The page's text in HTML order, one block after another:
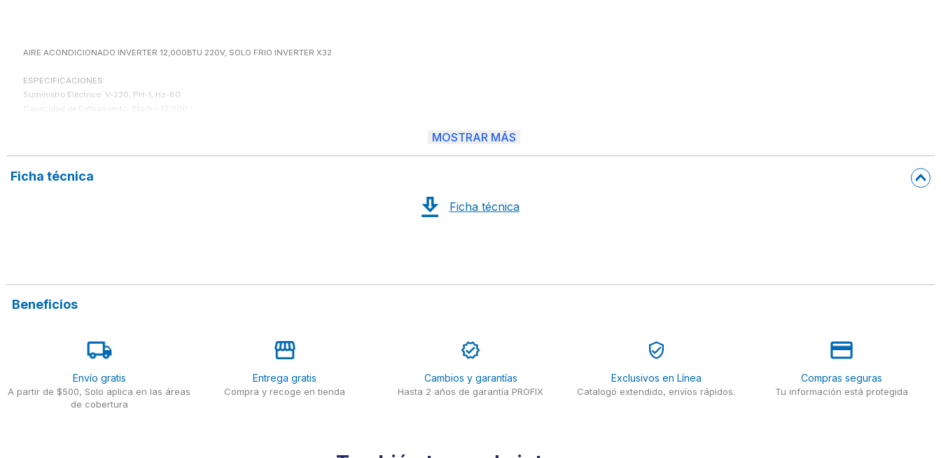
AIRE ACONDICIONADO INVERTER 12,000BTU 220V, SOLO FRIO INVERTER X32
ESPECIFICACIONES:
Suministro Eléctrico: V-230, PH-1, Hz-60
Capacidad de Enfriamiento: Btu/h - 12,000
Nivel de Ruido Interior: 41 dB
MOSTRAR MÁS
Ficha técnica
Ficha técnica
Beneficios
Envío gratis
A partir de $500, Solo aplica en las áreas
de cobertura
Entrega gratis
Compra y recoge en tienda
Cambios y garantías
Hasta 2 años de garantía PROFIX
Exclusivos en Línea
Catalogó extendido, envíos rápidos.
Compras seguras
Tu información está protegida